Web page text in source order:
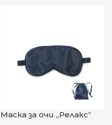
Маска за очи „Релакс“